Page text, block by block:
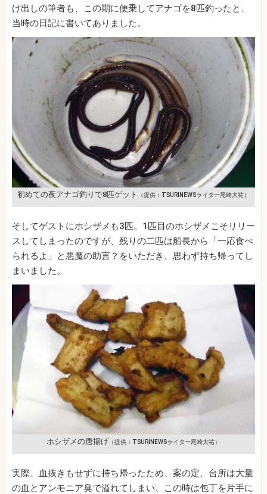
け出しの筆者も、この期に便乗してアナゴを8匹釣ったと、
当時の日記に書いてありました。
初めての夜アナゴ釣りで8匹ゲット （提供：TSURINEWSライター尾崎大祐）
そしてゲストにホシザメも3匹。1匹目のホシザメこそリリー
スしてしまったのですが、残りの二匹は船長から「一応食べ
られるよ」と悪魔の助言？をいただき、思わず持ち帰ってし
まいました。
ホシザメの唐揚げ （提供：TSURINEWSライター尾崎大祐）
実際、血抜きもせずに持ち帰ったため、案の定、台所は大量
の血とアンモニア臭で溢れてしまい、この時は包丁を片手に